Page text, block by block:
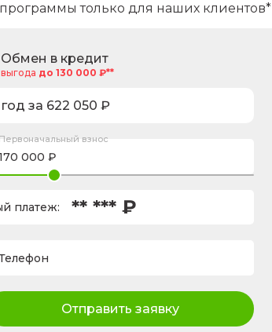
только для наших клиентов*
Обмен в кредит
выгода до 130 000 ₽**
год за 622 050 ₽
Первоначальный взнос
платеж: ** *** ₽
Отправить заявку